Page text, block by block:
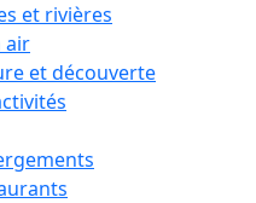
et rivières
air
et découverte